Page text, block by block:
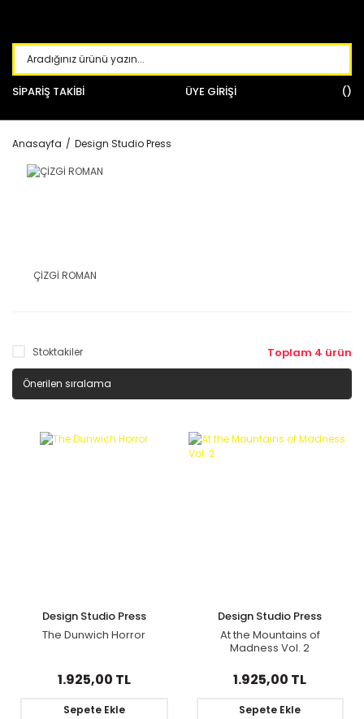
SİPARİŞ TAKİBİ ÜYE GİRİŞİ
Anasayfa Design Studio Press
ÇİZGİ ROMAN
Stoktakiler Toplam 4 ürün
Design Studio Press
The Dunwich Horror
1.925,00 TL
Sepete Ekle
Design Studio Press
At the Mountains of
Madness Vol. 2
1.925,00 TL
Sepete Ekle